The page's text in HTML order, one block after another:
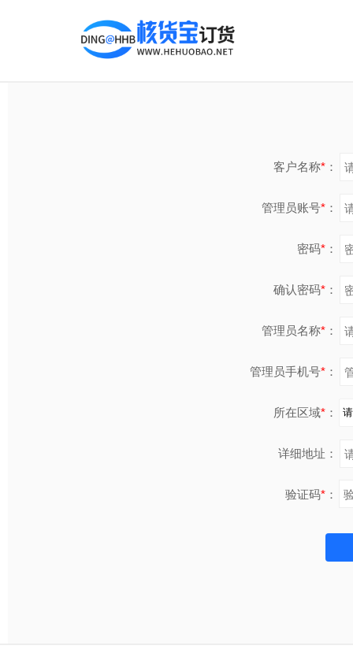
客户名称* ：
管理员账号* ：
密码* ：
确认密码* ：
管理员名称* ：
管理员手机号* ：
所在区域* ：
详细地址：
验证码* ：